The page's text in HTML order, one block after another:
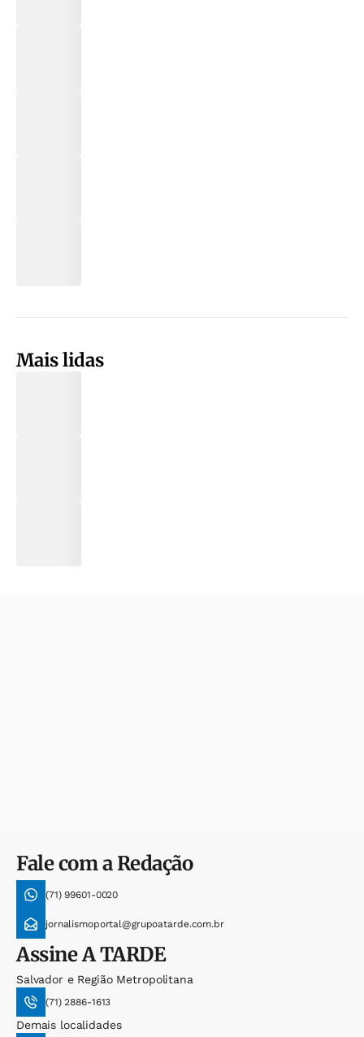
Mais lidas
Fale com a Redação
(71) 99601-0020
jornalismoportal@grupoatarde.com.br
AssineA TARDE
Salvador e Região Metropolitana
(71) 2886-1613
Demais localidades